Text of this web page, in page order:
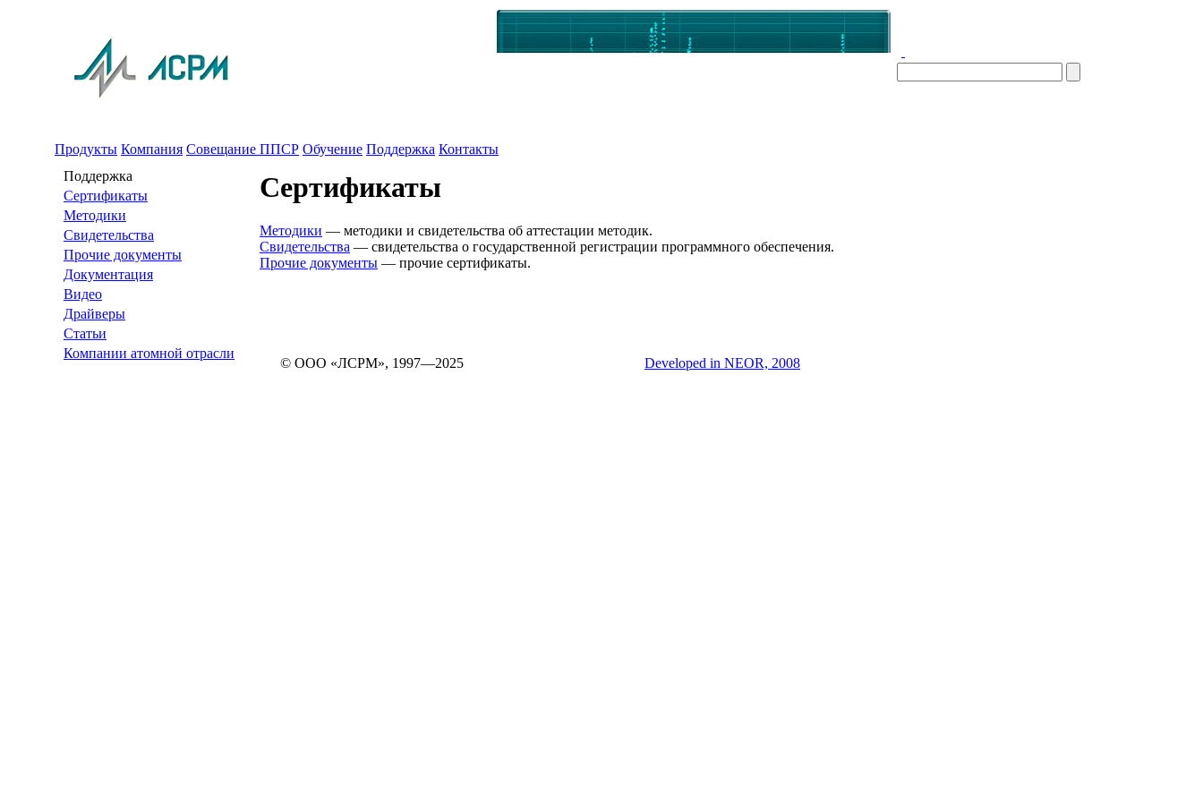
Продукты Компания Совещание ППСР Обучение Поддержка Контакты
Поддержка
Сертификаты
Методики
Свидетельства
Прочие документы
Документация
Видео
Драйверы
Статьи
Компании атомной отрасли
Сертификаты
Методики — методики и свидетельства об аттестации методик.
Свидетельства — свидетельства о государственной регистрации программного обеспечения.
Прочие документы — прочие сертификаты.
© ООО «ЛСРМ», 1997—2025 Developed in NEOR, 2008